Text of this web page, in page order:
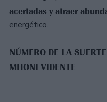
acertadas y atraer
energético.
NÚMERO DE LA
MHONI VIDENTE